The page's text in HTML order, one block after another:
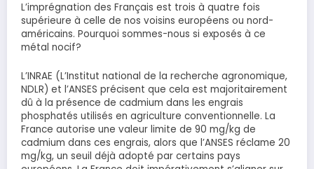
L’imprégnation des Français est trois à quatre fois
supérieure à celle de nos voisins européens ou nord-
américains. Pourquoi sommes-nous si exposés à ce
métal nocif?
L’INRAE (L’Institut national de la recherche agronomique,
NDLR) et l’ANSES précisent que cela est majoritairement
dû à la présence de cadmium dans les engrais
phosphatés utilisés en agriculture conventionnelle. La
France autorise une valeur limite de 90 mg/kg de
cadmium dans ces engrais, alors que l’ANSES réclame 20
mg/kg, un seuil déjà adopté par certains pays